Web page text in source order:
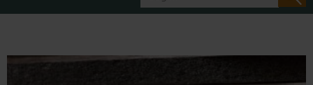
efter: